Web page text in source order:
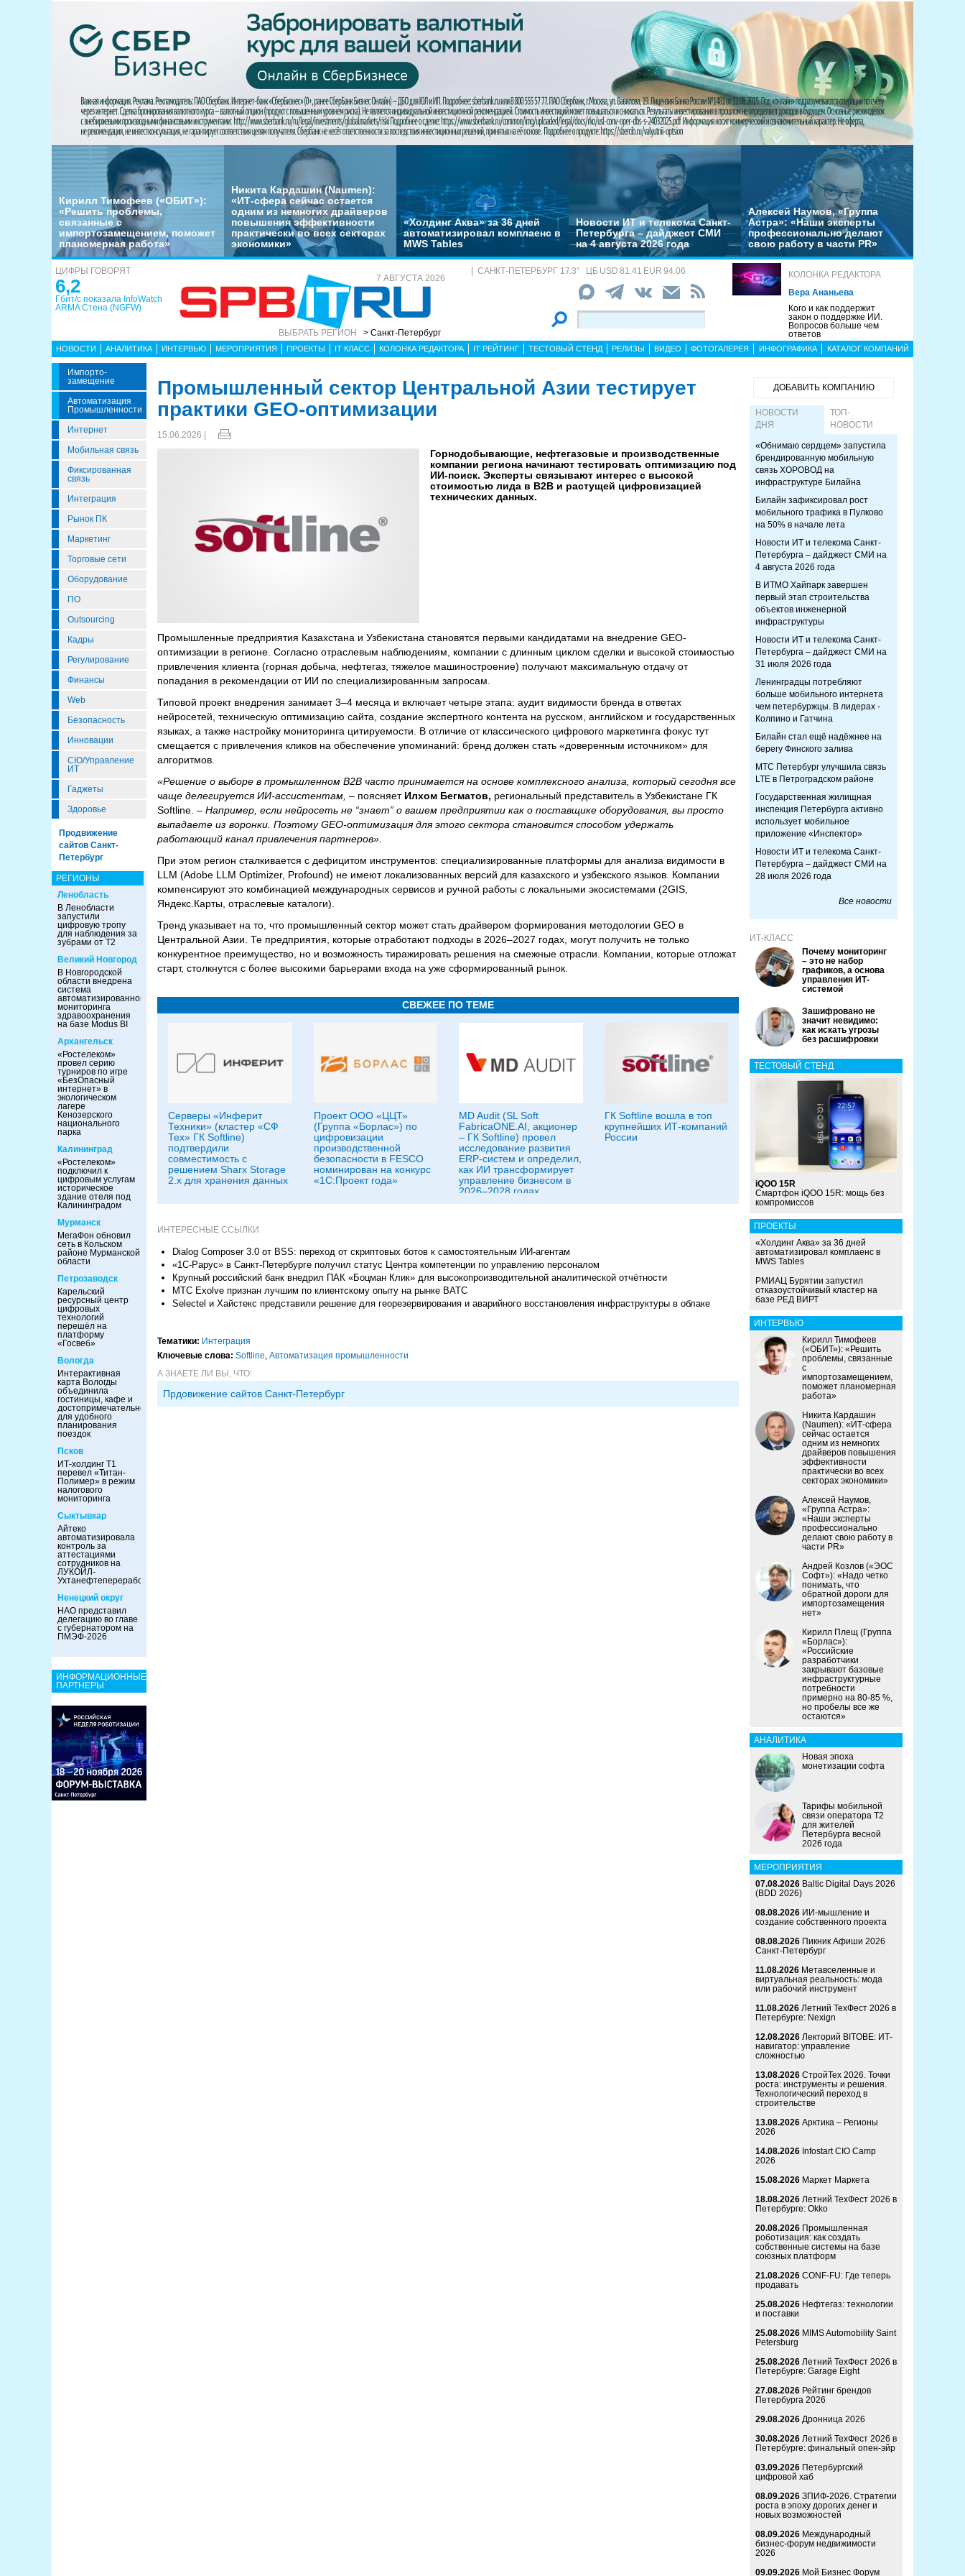
Кирилл Тимофеев («ОБИТ»):
«Решить проблемы,
связанные с
импортозамещением, поможет
планомерная работа»
Никита Кардашин (Naumen):
«ИТ-сфера сейчас остается
одним из немногих драйверов
повышения эффективности
практически во всех секторах
экономики»
«Холдинг Аква» за 36 дней
автоматизировал комплаенс в
MWS Tables
Новости ИТ и телекома Санкт-
Петербурга – дайджест СМИ
на 4 августа 2026 года
Алексей Наумов, «Группа
Астра»: «Наши эксперты
профессионально делают
свою работу в части PR»
ЦИФРЫ ГОВОРЯТ
6,2
Гбит/с показала InfoWatch
ARMA Стена (NGFW)
7 АВГУСТА 2026
ВЫБРАТЬ РЕГИОН > Санкт-Петербург
САНКТ-ПЕТЕРБУРГ 17.3° ЦБ USD 81.41 EUR 94.06
КОЛОНКА РЕДАКТОРА
Вера Ананьева
Кого и как поддержит
закон о поддержке ИИ.
Вопросов больше чем
ответов
НОВОСТИ АНАЛИТИКА ИНТЕРВЬЮ МЕРОПРИЯТИЯ ПРОЕКТЫ IT КЛАСС КОЛОНКА РЕДАКТОРА IT РЕЙТИНГ ТЕСТОВЫЙ СТЕНД РЕЛИЗЫ ВИДЕО ФОТОГАЛЕРЕЯ ИНФОГРАФИКА КАТАЛОГ КОМПАНИЙ
Импорто­
Замещение
Автоматизация
Промышленности
Интернет
Мобильная связь
Фиксированная
связь
Интеграция
Рынок ПК
Маркетинг
Торговые сети
Оборудование
ПО
Outsourcing
Кадры
Регулирование
Финансы
Web
Безопасность
Инновации
CIO/Управление
ИТ
Гаджеты
Здоровье
Продвижение
сайтов Санкт-
Петербург
РЕГИОНЫ
Ленобласть
В Ленобласти
запустили
цифровую тропу
для наблюдения за
зубрами от Т2
Великий Новгород
В Новгородской
области внедрена
система
автоматизированного
мониторинга
здравоохранения
на базе Modus BI
Архангельск
«Ростелеком»
провел серию
турниров по игре
«БезОпасный
интернет» в
экологическом
лагере
Кенозерского
национального
парка
Калининград
«Ростелеком»
подключил к
цифровым услугам
историческое
здание отеля под
Калининградом
Мурманск
МегаФон обновил
сеть в Кольском
районе Мурманской
области
Петрозаводск
Карельский
ресурсный центр
цифровых
технологий
перешёл на
платформу
«Госвеб»
Вологда
Интерактивная
карта Вологды
объединила
гостиницы, кафе и
достопримечательности
для удобного
планирования
поездок
Псков
ИТ-холдинг Т1
перевел «Титан-
Полимер» в режим
налогового
мониторинга
Сыктывкар
Айтеко
автоматизировала
контроль за
аттестациями
сотрудников на
ЛУКОЙЛ-
Ухтанефтепереработка
Ненецкий округ
НАО представил
делегацию во главе
с губернатором на
ПМЭФ-2026
ИНФОРМАЦИОННЫЕ
ПАРТНЕРЫ
Промышленный сектор Центральной Азии тестирует
практики GEO-оптимизации
15.06.2026 |
Горнодобывающие, нефтегазовые и производственные
компании региона начинают тестировать оптимизацию под
ИИ-поиск. Эксперты связывают интерес с высокой
стоимостью лида в B2B и растущей цифровизацией
технических данных.
Промышленные предприятия Казахстана и Узбекистана становятся первыми кандидатами на внедрение GEO-
оптимизации в регионе. Согласно отраслевым наблюдениям, компании с длинным циклом сделки и высокой стоимостью
привлечения клиента (горная добыча, нефтегаз, тяжелое машиностроение) получают максимальную отдачу от
попадания в рекомендации от ИИ по специализированным запросам.
Типовой проект внедрения занимает 3–4 месяца и включает четыре этапа: аудит видимости бренда в ответах
нейросетей, техническую оптимизацию сайта, создание экспертного контента на русском, английском и государственных
языках, а также настройку мониторинга цитируемости. В отличие от классического цифрового маркетинга фокус тут
смещается с привлечения кликов на обеспечение упоминаний: бренд должен стать «доверенным источником» для
алгоритмов.
«Решение о выборе в промышленном B2B часто принимается на основе комплексного анализа, который сегодня все
чаще делегируется ИИ-ассистентам, – поясняет Илхом Бегматов, региональный представитель в Узбекистане ГК
Softline. – Например, если нейросеть не “знает” о вашем предприятии как о поставщике оборудования, вы просто
выпадаете из воронки. Поэтому GEO-оптимизация для этого сектора становится способом удержать
работающий канал привлечения партнеров».
При этом регион сталкивается с дефицитом инструментов: специализированные платформы для анализа видимости в
LLM (Adobe LLM Optimizer, Profound) не имеют локализованных версий для казахского и узбекского языков. Компании
компенсируют это комбинацией международных сервисов и ручной работы с локальными экосистемами (2GIS,
Яндекс.Карты, отраслевые каталоги).
Тренд указывает на то, что промышленный сектор может стать драйвером формирования методологии GEO в
Центральной Азии. Те предприятия, которые отработают подходы в 2026–2027 годах, могут получить не только
конкурентное преимущество, но и возможность тиражировать решения на смежные отрасли. Компании, которые отложат
старт, столкнутся с более высокими барьерами входа на уже сформированный рынок.
СВЕЖЕЕ ПО ТЕМЕ
Серверы «Инферит
Техники» (кластер «СФ
Тех» ГК Softline)
подтвердили
совместимость с
решением Sharx Storage
2.x для хранения данных
Проект ООО «ЦЦТ»
(Группа «Борлас») по
цифровизации
производственной
безопасности в FESCO
номинирован на конкурс
«1С:Проект года»
MD Audit (SL Soft
FabricaONE.AI, акционер
– ГК Softline) провел
исследование развития
ERP-систем и определил,
как ИИ трансформирует
управление бизнесом в
2026–2028 годах
ГК Softline вошла в топ
крупнейших ИТ-компаний
России
ИНТЕРЕСНЫЕ ССЫЛКИ
Dialog Composer 3.0 от BSS: переход от скриптовых ботов к самостоятельным ИИ-агентам
«1С-Рарус» в Санкт-Петербурге получил статус Центра компетенции по управлению персоналом
Крупный российский банк внедрил ПАК «Боцман Клик» для высокопроизводительной аналитической отчётности
МТС Exolve признан лучшим по клиентскому опыту на рынке ВАТС
Selectel и Хайстекс представили решение для георезервирования и аварийного восстановления инфраструктуры в облаке
Тематики: Интеграция
Ключевые слова: Softline, Автоматизация промышленности
А ЗНАЕТЕ ЛИ ВЫ, ЧТО:
Прдовижение сайтов Санкт-Петербург
ДОБАВИТЬ КОМПАНИЮ
НОВОСТИ
ДНЯ
ТОП-
НОВОСТИ
«Обнимаю сердцем» запустила
брендированную мобильную
связь ХОРОВОД на
инфраструктуре Билайна
Билайн зафиксировал рост
мобильного трафика в Пулково
на 50% в начале лета
Новости ИТ и телекома Санкт-
Петербурга – дайджест СМИ на
4 августа 2026 года
В ИТМО Хайпарк завершен
первый этап строительства
объектов инженерной
инфраструктуры
Новости ИТ и телекома Санкт-
Петербурга – дайджест СМИ на
31 июля 2026 года
Ленинградцы потребляют
больше мобильного интернета
чем петербуржцы. В лидерах -
Колпино и Гатчина
Билайн стал ещё надёжнее на
берегу Финского залива
МТС Петербург улучшила связь
LTE в Петроградском районе
Государственная жилищная
инспекция Петербурга активно
использует мобильное
приложение «Инспектор»
Новости ИТ и телекома Санкт-
Петербурга – дайджест СМИ на
28 июля 2026 года
Все новости
ИТ-КЛАСС
Почему мониторинг
– это не набор
графиков, а основа
управления ИТ-
системой
Зашифровано не
значит невидимо:
как искать угрозы
без расшифровки
ТЕСТОВЫЙ СТЕНД
iQOO 15R
Смартфон iQOO 15R: мощь без
компромиссов
ПРОЕКТЫ
«Холдинг Аква» за 36 дней
автоматизировал комплаенс в
MWS Tables
РМИАЦ Бурятии запустил
отказоустойчивый кластер на
базе РЕД ВИРТ
ИНТЕРВЬЮ
Кирилл Тимофеев
(«ОБИТ»): «Решить
проблемы, связанные
с
импортозамещением,
поможет планомерная
работа»
Никита Кардашин
(Naumen): «ИТ-сфера
сейчас остается
одним из немногих
драйверов повышения
эффективности
практически во всех
секторах экономики»
Алексей Наумов,
«Группа Астра»:
«Наши эксперты
профессионально
делают свою работу в
части PR»
Андрей Козлов («ЭОС
Софт»): «Надо четко
понимать, что
обратной дороги для
импортозамещения
нет»
Кирилл Плещ (Группа
«Борлас»):
«Российские
разработчики
закрывают базовые
инфраструктурные
потребности
примерно на 80-85 %,
но пробелы все же
остаются»
АНАЛИТИКА
Новая эпоха
монетизации софта
Тарифы мобильной
связи оператора Т2
для жителей
Петербурга весной
2026 года
МЕРОПРИЯТИЯ
07.08.2026 Baltic Digital Days 2026
(BDD 2026)
08.08.2026 ИИ-мышление и
создание собственного проекта
08.08.2026 Пикник Афиши 2026
Санкт-Петербург
11.08.2026 Метавселенные и
виртуальная реальность: мода
или рабочий инструмент
11.08.2026 Летний ТехФест 2026 в
Петербурге: Nexign
12.08.2026 Лекторий BITOBE: ИТ-
навигатор: управление
сложностью
13.08.2026 СтройТех 2026. Точки
роста: инструменты и решения.
Технологический переход в
строительстве
13.08.2026 Арктика – Регионы
2026
14.08.2026 Infostart CIO Camp
2026
15.08.2026 Маркет Маркета
18.08.2026 Летний ТехФест 2026 в
Петербурге: Okko
20.08.2026 Промышленная
роботизация: как создать
собственные системы на базе
союзных платформ
21.08.2026 CONF-FU: Где теперь
продавать
25.08.2026 Нефтегаз: технологии
и поставки
25.08.2026 MIMS Automobility Saint
Petersburg
25.08.2026 Летний ТехФест 2026 в
Петербурге: Garage Eight
27.08.2026 Рейтинг брендов
Петербурга 2026
29.08.2026 Дронница 2026
30.08.2026 Летний ТехФест 2026 в
Петербурге: финальный опен-эйр
03.09.2026 Петербургский
цифровой хаб
08.09.2026 ЗПИФ-2026. Стратегии
роста в эпоху дорогих денег и
новых возможностей
08.09.2026 Международный
бизнес-форум недвижимости
2026
09.09.2026 Мой Бизнес Форум